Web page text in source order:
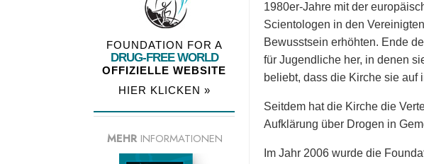
1980er-Jahre mit der
Scientologen in den
Bewusstsein erhöhten. Ende
für Jugendliche her, in denen
beliebt, dass die Kirche sie auf
Seitdem hat die Kirche die
Aufklärung über Drogen in
Im Jahr 2006 wurde die
FOUNDATION FOR A
DRUG-FREE WORLD
OFFIZIELLE WEBSITE
HIER KLICKEN »
MEHR INFORMATIONEN